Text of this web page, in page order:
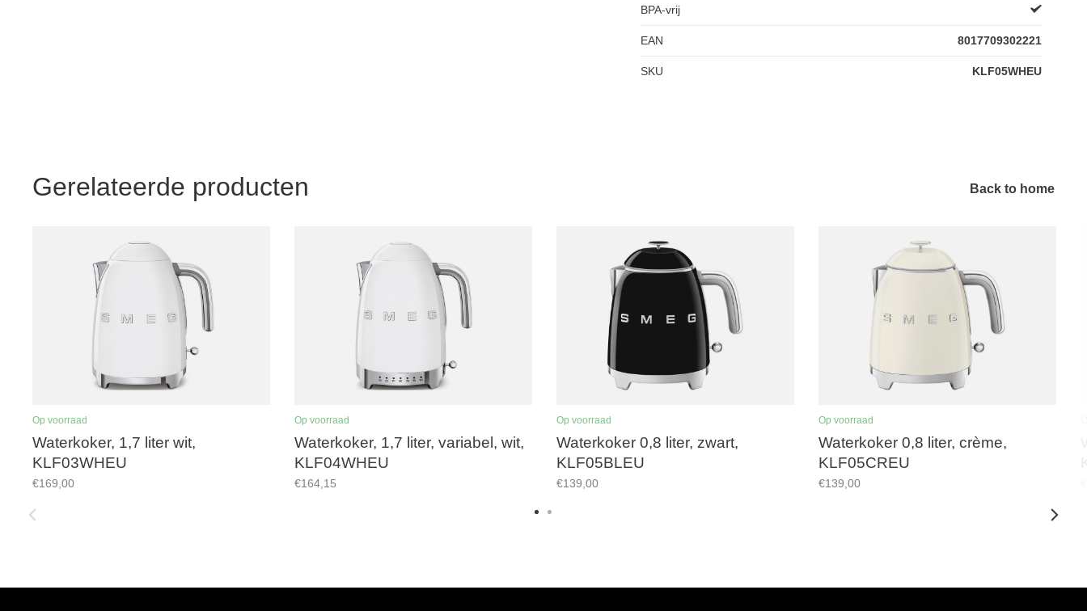
BPA-vrij
EAN 8017709302221
SKU KLF05WHEU
Gerelateerde producten Back to home
Op voorraad
Waterkoker, 1,7 liter wit,
KLF03WHEU
€169,00
Op voorraad
Waterkoker, 1,7 liter, variabel, wit,
KLF04WHEU
€164,15
Op voorraad
Waterkoker 0,8 liter, zwart,
KLF05BLEU
€139,00
Op voorraad
Waterkoker 0,8 liter, crème,
KLF05CREU
€139,00